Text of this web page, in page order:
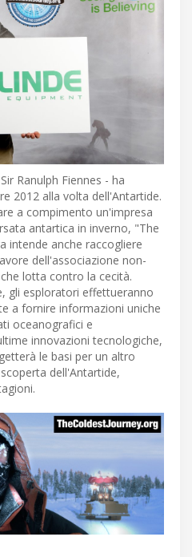
Ranulph Fiennes - ha
2012 alla volta dell'Antartide.
a compimento un'impresa
antartica in inverno, "The
intende anche raccogliere
dell'associazione non-
lotta contro la cecità.
gli esploratori effettueranno
a fornire informazioni uniche
oceanografici e
innovazioni tecnologiche,
le basi per un altro
dell'Antartide,